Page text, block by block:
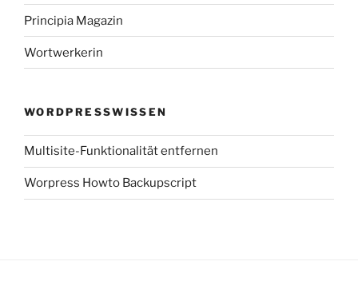
Principia Magazin
Wortwerkerin
WORDPRESSWISSEN
Multisite-Funktionalität entfernen
Worpress Howto Backupscript